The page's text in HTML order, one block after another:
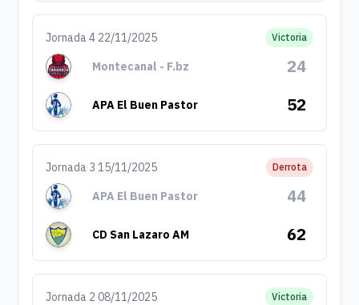
Jornada 4 22/11/2025 Victoria
Montecanal - F.bz 24
APA El Buen Pastor 52
Jornada 3 15/11/2025 Derrota
APA El Buen Pastor 44
CD San Lazaro AM 62
Jornada 2 08/11/2025 Victoria